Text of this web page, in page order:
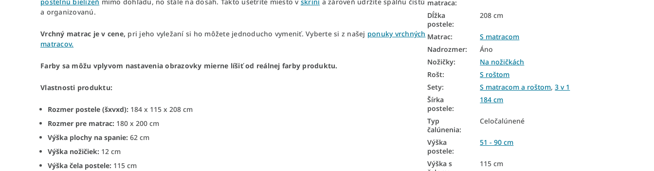
a organizovanú.
Vrchný matrac je v cene, pri jeho vyležaní si ho môžete jednoducho vymeniť. Vyberte si z našej ponuky vrchných
matracov.
Farby sa môžu vplyvom nastavenia obrazovky mierne líšiť od reálnej farby produktu.
Vlastnosti produktu:
Rozmer postele (šxvxd): 184 x 115 x 208 cm
Rozmer pre matrac: 180 x 200 cm
Výška plochy na spanie: 62 cm
Výška nožičiek: 12 cm
Výška čela postele: 115 cm
matraca:
Dĺžka
postele:
208 cm
Matrac:
S matracom
Nadrozmer:
Áno
Nožičky:
Na nožičkách
Rošt:
S roštom
Sety: S matracom a roštom,3 v 1
Šírka
postele:
184 cm
Typ
čalúnenia:
Celočalúnené
Výška
postele:
51 - 90 cm
Výška s
115 cm